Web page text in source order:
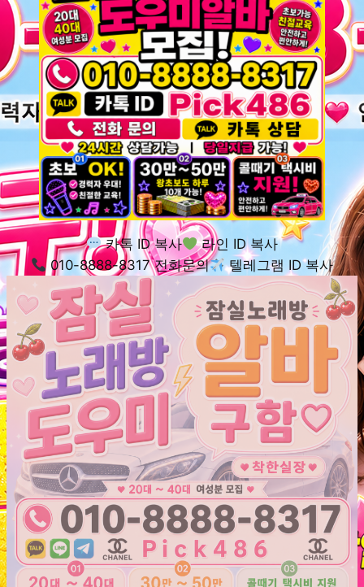
카톡 ID 복사
라인 ID 복사
010-8888-8317 전화문의
텔레그램 ID 복사